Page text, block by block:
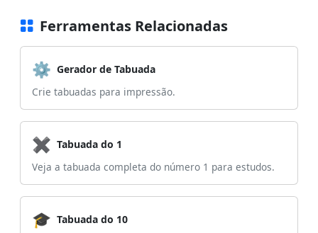
Ferramentas Relacionadas
⚙️ Gerador de Tabuada
Crie tabuadas para impressão.
✖️ Tabuada do 1
Veja a tabuada completa do número 1 para estudos.
🎓 Tabuada do 10